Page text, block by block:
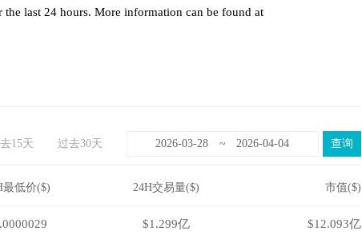
last 24 hours. More information can be found at
~
过去30天
15天
最低价($) 24H交易量($) 市值($)
$1.299亿 $12.093亿